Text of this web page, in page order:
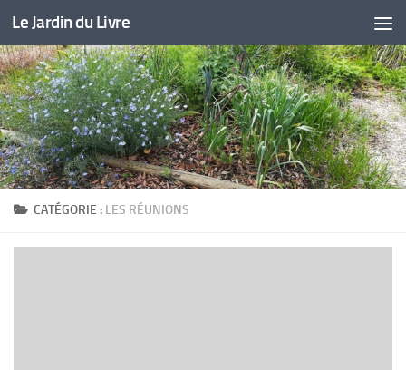
Skip to content
Le Jardin du Livre
CATÉGORIE : LES RÉUNIONS